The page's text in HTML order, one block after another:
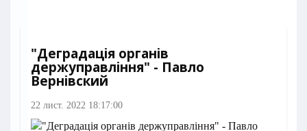
"Деградація органів
держуправління" - Павло
Вернівский
22 лист. 2022 18:17:00